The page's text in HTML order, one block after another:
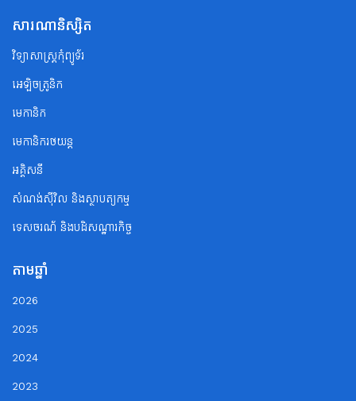
សារណានិស្សិត
វិទ្យាសាស្ត្រកុំព្យូទ័រ
អេឡិចត្រូនិក
មេកានិក
មេកានិករថយន្ត
អគ្គិសនី
សំណង់ស៊ីវិល និងស្ថាបត្យកម្ម
ទេសចរណ័ និងបដិសណ្ឋារកិច្ច
តាមឆ្នាំ
2026
2025
2024
2023